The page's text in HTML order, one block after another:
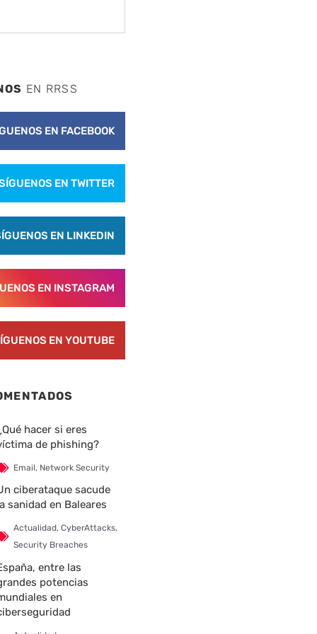
EN RRSS
EN FACEBOOK
EN TWITTER
EN LINKEDIN
EN INSTAGRAM
EN YOUTUBE
hacer si eres
de phishing?
Email, Network Security
ciberataque sacude
sanidad en Baleares
Actualidad, CyberAttacks,
Security Breaches
entre las
potencias
en